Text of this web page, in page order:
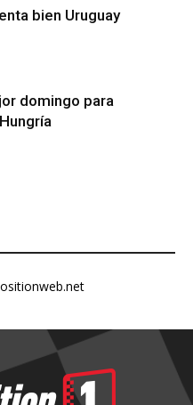
bien Uruguay
domingo para